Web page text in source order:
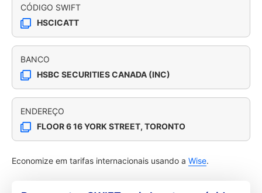
CÓDIGO SWIFT
HSCICATT
BANCO
HSBC SECURITIES CANADA (INC)
ENDEREÇO
FLOOR 6 16 YORK STREET, TORONTO
Economize em tarifas internacionais usando a Wise.